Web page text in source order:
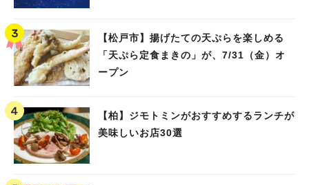
【松戸市】揚げたての天ぷらを楽しめる
「天ぷら定食まきの」が、7/31（金）オ
ープン
【柏】ジモトミンがおすすめするランチが
美味しいお店30選